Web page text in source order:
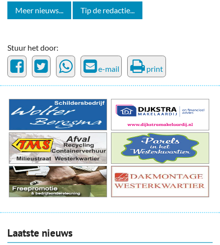
Meer nieuws... Tip de redactie...
Stuur het door:
e-mail print
Laatste nieuws